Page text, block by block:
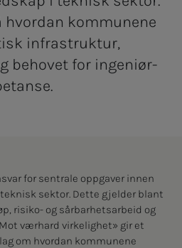
hvordan kommunene
infrastruktur,
behovet for ingeniør-
for sentrale oppgaver innen
sektor. Dette gjelder blant
risiko- og sårbarhetsarbeid og
værhard virkelighet» gir et
om hvordan kommunene